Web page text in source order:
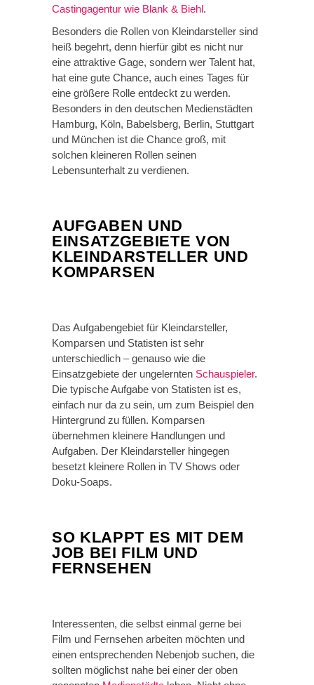
Castingagentur wie Blank & Biehl.
Besonders die Rollen von Kleindarsteller sind
heiß begehrt, denn hierfür gibt es nicht nur
eine attraktive Gage, sondern wer Talent hat,
hat eine gute Chance, auch eines Tages für
eine größere Rolle entdeckt zu werden.
Besonders in den deutschen Medienstädten
Hamburg, Köln, Babelsberg, Berlin, Stuttgart
und München ist die Chance groß, mit
solchen kleineren Rollen seinen
Lebensunterhalt zu verdienen.
AUFGABEN UND
EINSATZGEBIETE VON
KLEINDARSTELLER UND
KOMPARSEN
Das Aufgabengebiet für Kleindarsteller,
Komparsen und Statisten ist sehr
unterschiedlich – genauso wie die
Einsatzgebiete der ungelernten Schauspieler.
Die typische Aufgabe von Statisten ist es,
einfach nur da zu sein, um zum Beispiel den
Hintergrund zu füllen. Komparsen
übernehmen kleinere Handlungen und
Aufgaben. Der Kleindarsteller hingegen
besetzt kleinere Rollen in TV Shows oder
Doku-Soaps.
SO KLAPPT ES MIT DEM
JOB BEI FILM UND
FERNSEHEN
Interessenten, die selbst einmal gerne bei
Film und Fernsehen arbeiten möchten und
einen entsprechenden Nebenjob suchen, die
sollten möglichst nahe bei einer der oben